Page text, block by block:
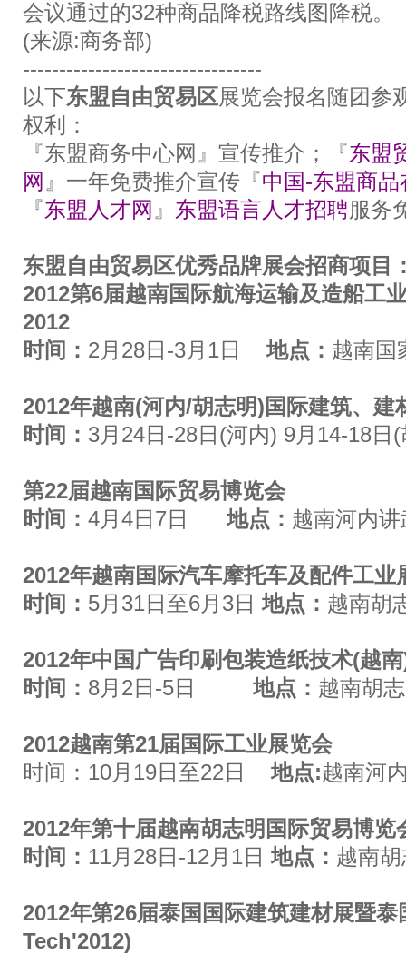
会议通过的32种商品降税路线图降税。
(来源:商务部)
---------------------------------
以下东盟自由贸易区展览会报名随团参
权利：
『东盟商务中心网』宣传推介；『东盟
网 』一年免费推介宣传『中国-东盟商品
『东盟人才网 』 东盟语言人才招聘服务
东盟自由贸易区优秀品牌展会招商项目
2012第6届越南国际航海运输及造船工
2012
时间： 2月 28日 -3月 1日 地点： 越南国
2012年越南(河内/胡志明)国际建筑、建
时间： 3月 24日-28日(河内) 9月14-18日
第22届越南国际贸易博览会
时间 ： 4月 4日7日 地点 ： 越南河内
2012年越南国际汽车摩托车及配件工业
时间： 5月 31日 至6月3日地点： 越南胡
2012年中国广告印刷包装造纸技术(越南
时间： 8月 2日 -5日 地点： 越南胡
2012越南第21届国际工业展览会
时间： 10月19日至22日 地点:越南河
2012年第十届越南胡志明国际贸易博览
时间： 11月 28日-12月1日地点： 越南
2012年第26届泰国国际建筑建材展暨
Tech'2012)